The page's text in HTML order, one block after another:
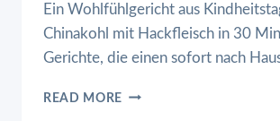
Ein Wohlfühlgericht aus
Chinakohl mit Hackfleisch in 30
Gerichte, die einen sofort nach
READ MORE CHINAKOHL